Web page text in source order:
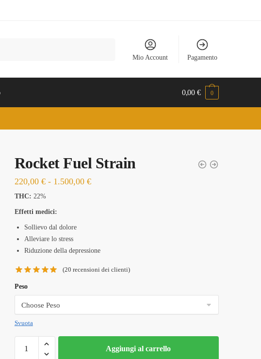
Mio Account Pagamento
0,00€ 0
Rocket Fuel Strain
220,00 € - 1.500,00 €Fascia
a
1.500,00 €
THC: 22%
Effetti medici:
Sollievo dal dolore
Alleviare lo stress
Riduzione della depressione
(20 recensioni dei clienti)
Peso
Svuota
Fuel
Aggiungi al carrello